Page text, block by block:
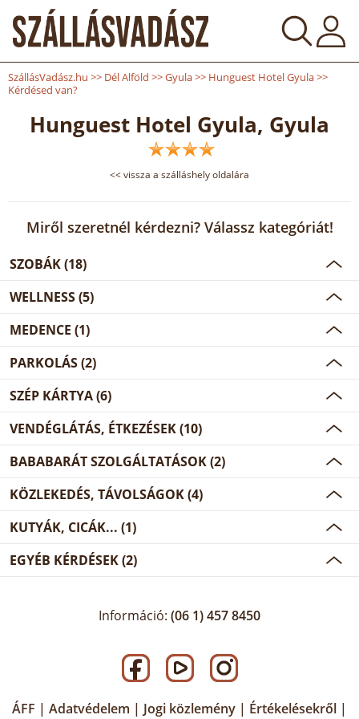
SzállásVadász.hu >> Dél Alföld >>Gyula>> Hunguest Hotel Gyula>>
Kérdésed van?
Hunguest Hotel Gyula, Gyula
Miről szeretnél kérdezni? Válassz kategóriát!
SZOBÁK (18)
WELLNESS (5)
MEDENCE (1)
PARKOLÁS (2)
SZÉP KÁRTYA (6)
VENDÉGLÁTÁS, ÉTKEZÉSEK (10)
BABABARÁT SZOLGÁLTATÁSOK (2)
KÖZLEKEDÉS, TÁVOLSÁGOK (4)
KUTYÁK, CICÁK... (1)
EGYÉB KÉRDÉSEK (2)
Információ: (06 1) 457 8450
ÁFF | Adatvédelem | Jogi közlemény | Értékelésekről |